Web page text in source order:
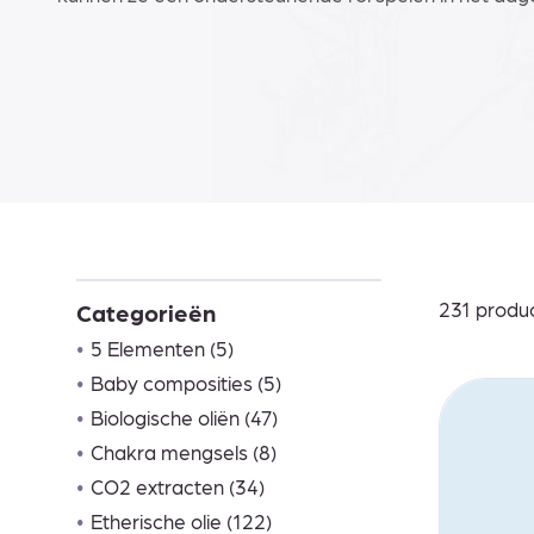
Categorieën
• 5 Elementen (5)
• Baby composities (5)
• Biologische oliën (47)
• Chakra mengsels (8)
• CO2 extracten (34)
• Etherische olie (122)
231